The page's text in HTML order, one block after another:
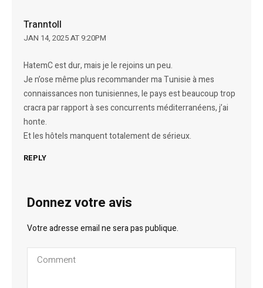
Tranntoll
JAN 14, 2025 AT 9:20PM
HatemC est dur, mais je le rejoins un peu.
Je n’ose même plus recommander ma Tunisie à mes
connaissances non tunisiennes, le pays est beaucoup trop
cracra par rapport à ses concurrents méditerranéens, j’ai
honte.
Et les hôtels manquent totalement de sérieux.
REPLY
Donnez votre avis
Votre adresse email ne sera pas publique.